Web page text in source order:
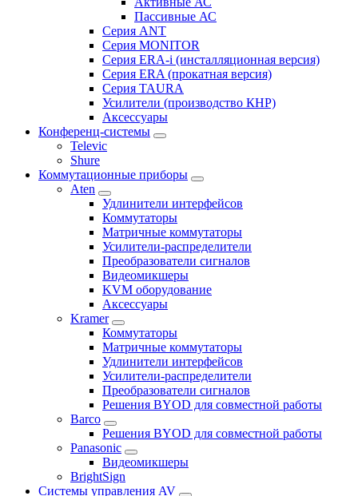
Пассивные АС
Серия ANT
Серия MONITOR
Серия ERA-i (инсталляционная версия)
Серия ERA (прокатная версия)
Серия TAURA
Усилители (производство КНР)
Аксессуары
Конференц-системы
Televic
Shure
Коммутационные приборы
Aten
Удлинители интерфейсов
Коммутаторы
Матричные коммутаторы
Усилители-распределители
Преобразователи сигналов
Видеомикшеры
KVM оборудование
Аксессуары
Kramer
Коммутаторы
Матричные коммутаторы
Удлинители интерфейсов
Усилители-распределители
Преобразователи сигналов
Решения BYOD для совместной работы
Barco
Решения BYOD для совместной работы
Panasonic
Видеомикшеры
BrightSign
Системы управления AV